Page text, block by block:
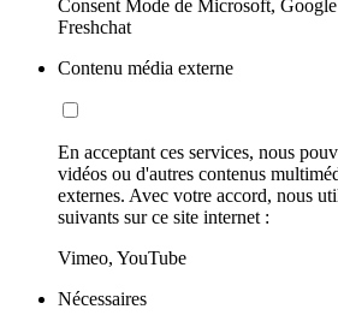
Consent Mode de Microsoft,
Freshchat
Contenu média externe
En acceptant ces services, nous
vidéos ou d'autres contenus
externes. Avec votre accord, nous
suivants sur ce site internet :
Vimeo, YouTube
Nécessaires